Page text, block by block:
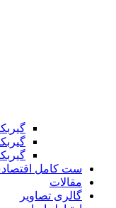
ست کامل
مقالات
گالری تصاویر